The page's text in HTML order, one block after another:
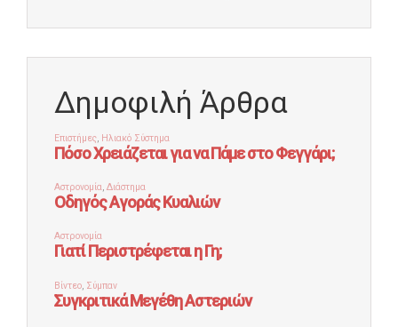
Δημοφιλή Άρθρα